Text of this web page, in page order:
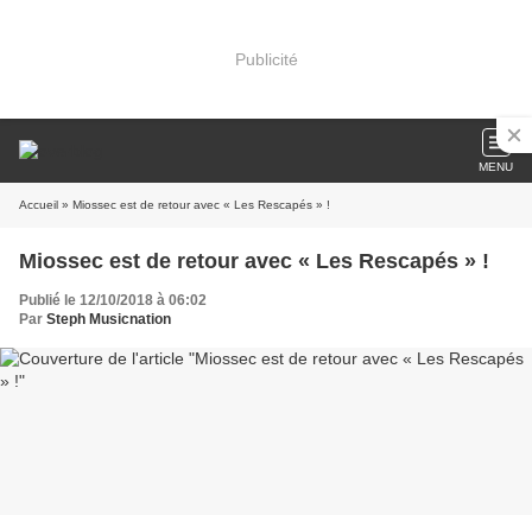
Publicité
MENU
Accueil » Miossec est de retour avec « Les Rescapés » !
Miossec est de retour avec « Les Rescapés » !
Publié le 12/10/2018 à 06:02
Par Steph Musicnation